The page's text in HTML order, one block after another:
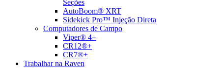
Seções
AutoBoom® XRT
Sidekick Pro™ Injeção Direta
Computadores de Campo
Viper® 4+
CR12®+
CR7®+
Trabalhar na Raven